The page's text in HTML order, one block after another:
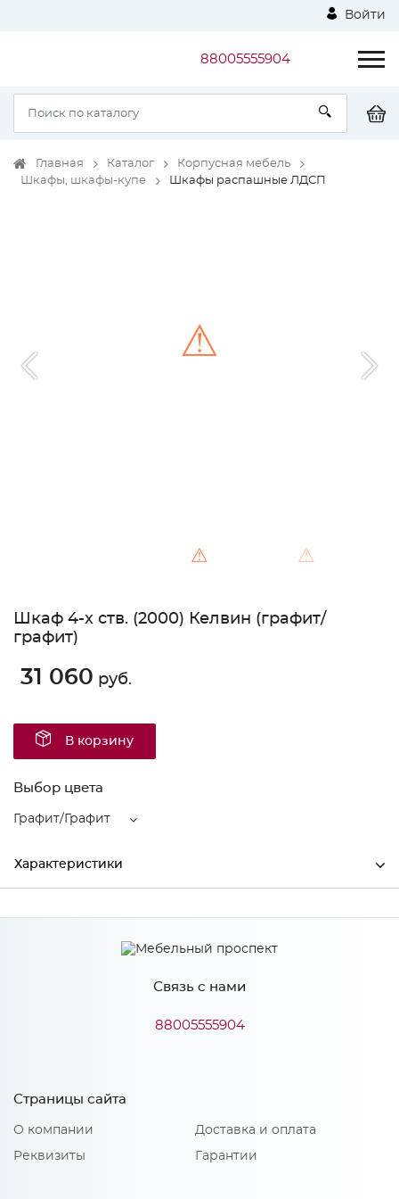
Войти
88005555904
Главная Каталог
Корпусная мебель
Шкафы, шкафы-купе
Шкафы распашные ЛДСП
⚠ ⚠
⚠
Шкаф 4-х ств. (2000) Келвин (графит/
графит)
31 060 руб.
В корзину
Выбор цвета
Графит/Графит
Характеристики
Ширина 2000
2236
506
МиФ
Материал
Связь с нами
88005555904
Страницы сайта
О компании
Реквизиты
Доставка и оплата
Гарантии